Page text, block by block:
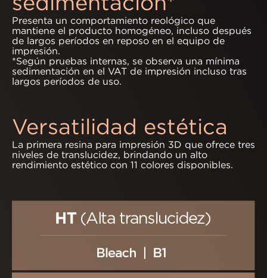
sedimentación*
Presenta un comportamiento reológico que
mantiene el producto homogéneo, incluso después
de largos períodos en reposo en el equipo de
impresión.
*Según pruebas internas, se observa una mínima
sedimentación en el VAT de impresión incluso tras
largos períodos de uso.
Versatilidad estética
La primera resina para impresión 3D que ofrece tres
niveles de translucidez, brindando un alto
rendimiento estético con 11 colores disponibles.